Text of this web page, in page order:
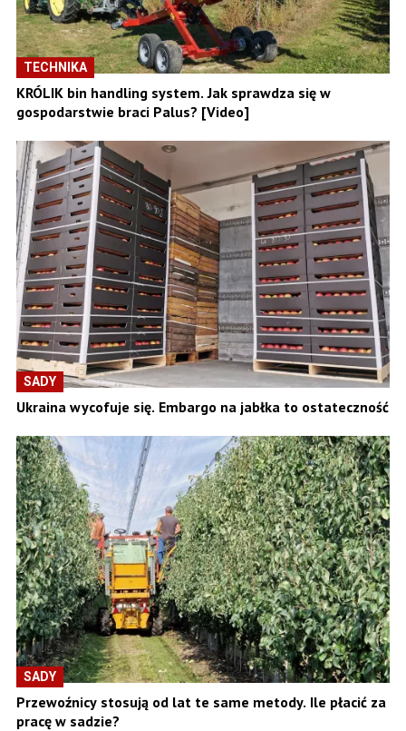
TECHNIKA
KRÓLIK bin handling system. Jak sprawdza się w
gospodarstwie braci Palus? [Video]
SADY
Ukraina wycofuje się. Embargo na jabłka to ostateczność
SADY
Przewoźnicy stosują od lat te same metody. Ile płacić za
pracę w sadzie?